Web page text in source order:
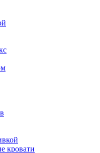
кровати